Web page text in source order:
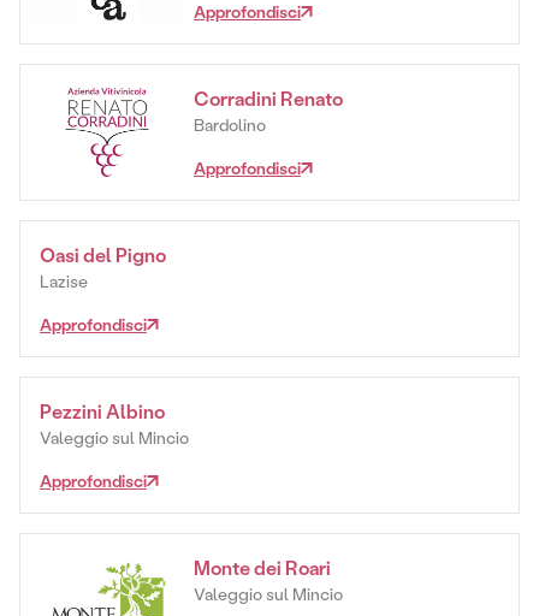
Approfondisci
Corradini Renato
Bardolino
Approfondisci
Oasi del Pigno
Lazise
Approfondisci
Pezzini Albino
Valeggio sul Mincio
Approfondisci
Monte dei Roari
Valeggio sul Mincio